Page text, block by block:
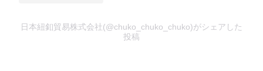
日本紐釦貿易株式会社(@chuko_chuko_chuko)がシェアした
投稿